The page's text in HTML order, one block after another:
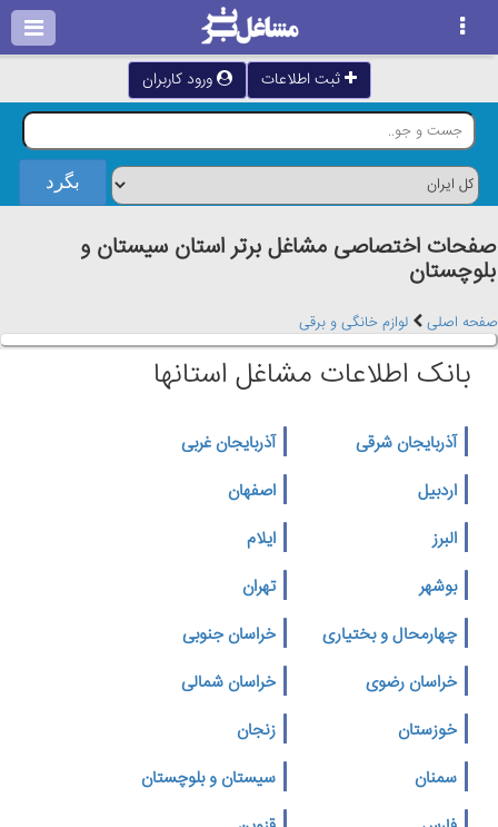
ثبت اطلاعات ورود کاربران
صفحات اختصاصی مشاغل برتر استان سيستان و
بلوچستان
صفحه اصلی لوازم خانگی و برقی
بانک اطلاعات مشاغل استانها
آذربایجان شرقی
آذربایجان غربی
اردبیل
اصفهان
البرز
ایلام
بوشهر
تهران
چهارمحال و بختیاری
خراسان جنوبی
خراسان رضوی
خراسان شمالی
خوزستان
زنجان
سمنان
سیستان و بلوچستان